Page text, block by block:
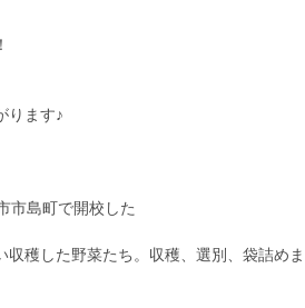
ります♪
市島町で開校した
穫した野菜たち。収穫、選別、袋詰め